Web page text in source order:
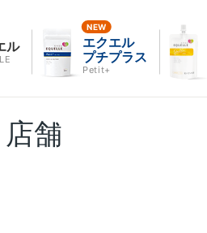
ル
エクエル
プチプラス
Petit+
舗